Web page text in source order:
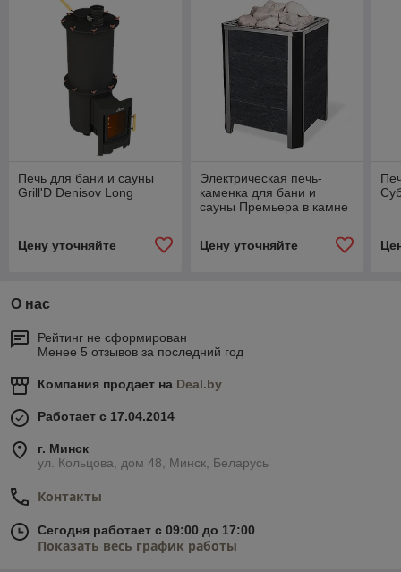
Печь для бани и сауны
Grill'D Denisov Long
Цену уточняйте
Электрическая печь-
каменка для бани и
сауны Премьера в камне
Цену уточняйте
О нас
Рейтинг не сформирован
Менее 5 отзывов за последний год
Компания продает на Deal.by
Работает с 17.04.2014
г. Минск
ул. Кольцова, дом 48, Минск, Беларусь
Контакты
Сегодня работает с 09:00 до 17:00
Показать весь график работы